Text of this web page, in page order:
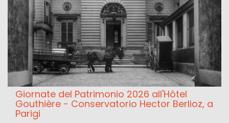
Giornate del Patrimonio 2026 all'Hôtel
Gouthière - Conservatorio Hector Berlioz, a
Parigi